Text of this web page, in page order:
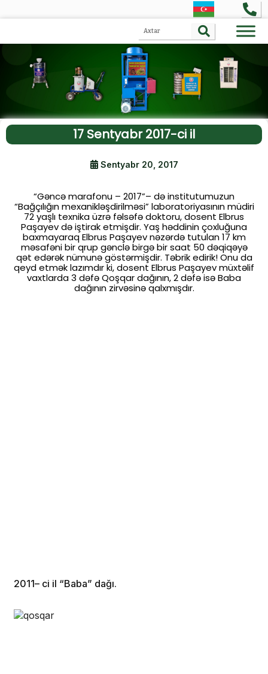
17 Sentyabr 2017-ci il
Sentyabr 20, 2017
“Gəncə marafonu – 2017”– də institutumuzun
“Bağçılığın mexanikləş­diril­məsi” laboratoriyasının müdiri
72 yaşlı texnika üzrə fəlsəfə doktoru, dosent Elbrus
Paşayev də iştirak etmişdir. Yaş həddinin çoxluğuna
baxmayaraq Elbrus Paşayev nəzərdə tutulan 17 km
məsafəni bir qrup gənclə birgə bir saat 50 dəqiqəyə
qət edərək nümunə göstərmişdir. Təbrik edirik! Onu da
qeyd etmək lazımdır ki, dosent Elbrus Paşayev müxtəlif
vaxtlarda 3 dəfə Qoşqar dağının, 2 dəfə isə Baba
dağının zirvəsinə qalxmışdır.
2011– ci il “Baba” dağı.